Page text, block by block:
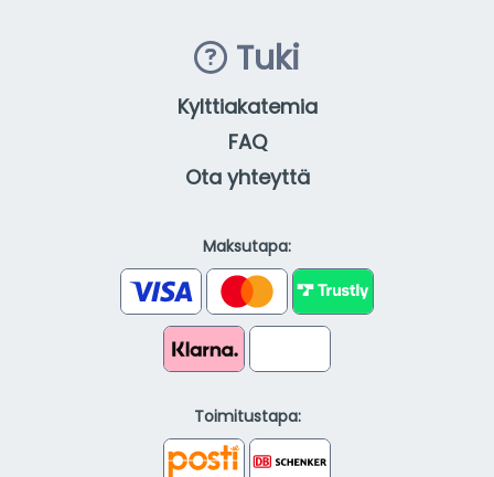
Tuki
Kylttiakatemia
FAQ
Ota yhteyttä
Maksutapa:
Toimitustapa: